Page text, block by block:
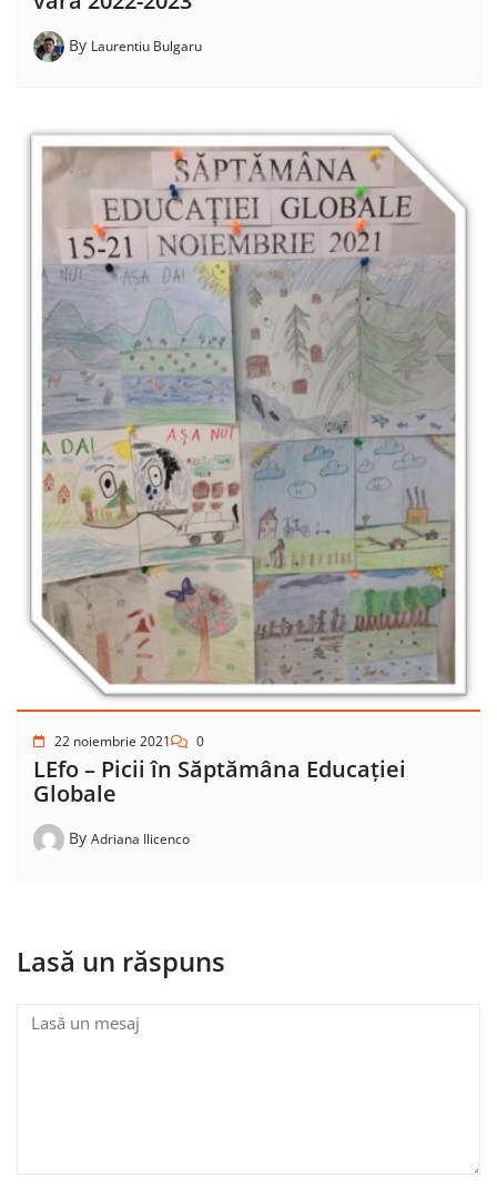
By Laurentiu Bulgaru
22 noiembrie 2021 0
LEfo – Picii în Săptămâna Educației
Globale
By Adriana Ilicenco
Lasă un răspuns